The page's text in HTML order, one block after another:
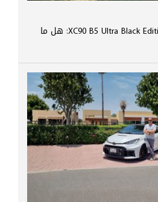
تجربة فولفو XC90 B5 Ultra Black Edition 2026: هل ما